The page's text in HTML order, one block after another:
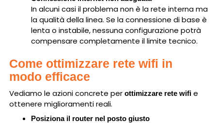
In alcuni casi il problema non è la rete interna ma
la qualità della linea. Se la connessione di base è
lenta o instabile, nessuna configurazione potrà
compensare completamente il limite tecnico.
Come ottimizzare rete wifi in
modo efficace
Vediamo le azioni concrete per ottimizzare rete wifi e
ottenere miglioramenti reali.
Posiziona il router nel posto giusto